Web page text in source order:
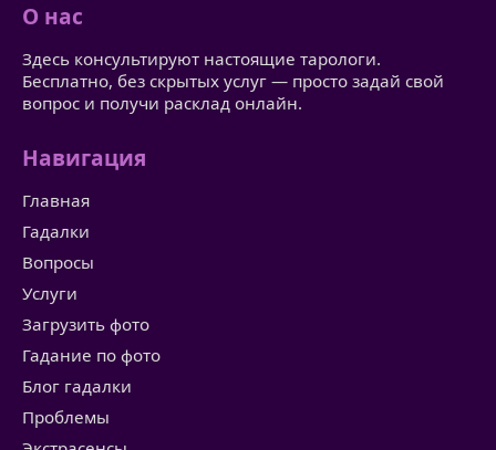
О нас
Здесь консультируют настоящие тарологи.
Бесплатно, без скрытых услуг — просто задай свой
вопрос и получи расклад онлайн.
Навигация
Главная
Гадалки
Вопросы
Услуги
Загрузить фото
Гадание по фото
Блог гадалки
Проблемы